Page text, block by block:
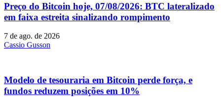
Preço do Bitcoin hoje, 07/08/2026: BTC lateralizado
em faixa estreita sinalizando rompimento
7 de ago. de 2026
Cassio Gusson
Modelo de tesouraria em Bitcoin perde força, e
fundos reduzem posições em 10%